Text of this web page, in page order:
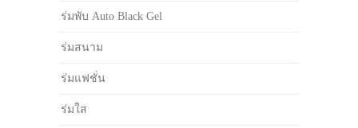
ร่มพับ Auto Black Gel
ร่มสนาม
ร่มแฟชั่น
ร่มใส